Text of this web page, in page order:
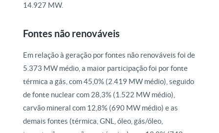
14.927 MW.
Fontes não renováveis
Em relação à geração por fontes não renováveis foi de
5.373 MW médio, a maior participação foi por fonte
térmica a gás, com 45,0% (2.419 MW médio), seguido
de fonte nuclear com 28,3% (1.522 MW médio),
carvão mineral com 12,8% (690 MW médio) e as
demais fontes (térmica, GNL, óleo, gás/óleo,